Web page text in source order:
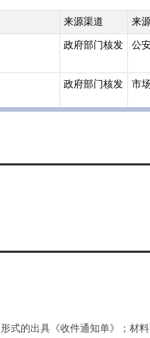
登记证》更名为《就业创业证》
来源渠道 来
政府部门核发 公
政府部门核发 市
式的出具《收件通知单》；材